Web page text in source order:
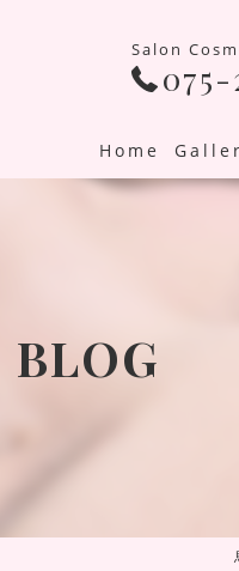
Salon
075-
Home
BLOG